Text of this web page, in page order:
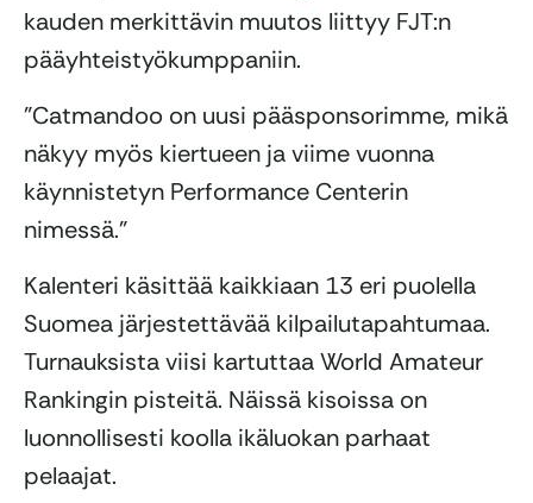
kauden merkittävin muutos liittyy FJT:n
pääyhteistyökumppaniin.
”Catmandoo on uusi pääsponsorimme, mikä
näkyy myös kiertueen ja viime vuonna
käynnistetyn Performance Centerin
nimessä.”
Kalenteri käsittää kaikkiaan 13 eri puolella
Suomea järjestettävää kilpailutapahtumaa.
Turnauksista viisi kartuttaa World Amateur
Rankingin pisteitä. Näissä kisoissa on
luonnollisesti koolla ikäluokan parhaat
pelaajat.